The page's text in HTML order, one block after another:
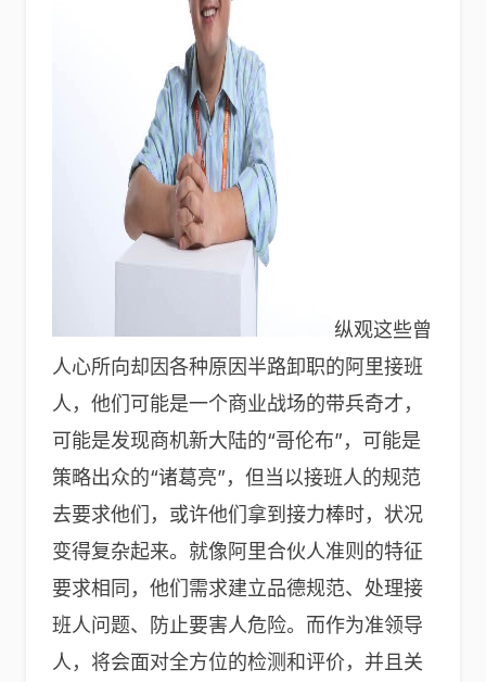
纵观这些曾
人心所向却因各种原因半路卸职的阿里接班
人，他们可能是一个商业战场的带兵奇才，
可能是发现商机新大陆的“哥伦布”，可能是
策略出众的“诸葛亮”，但当以接班人的规范
去要求他们，或许他们拿到接力棒时，状况
变得复杂起来。就像阿里合伙人准则的特征
要求相同，他们需求建立品德规范、处理接
班人问题、防止要害人危险。而作为准领导
人，将会面对全方位的检测和评价，并且关